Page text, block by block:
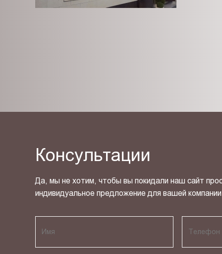
Консультации
Да, мы не хотим, чтобы вы покидали наш сайт
индивидуальное предложение для вашей